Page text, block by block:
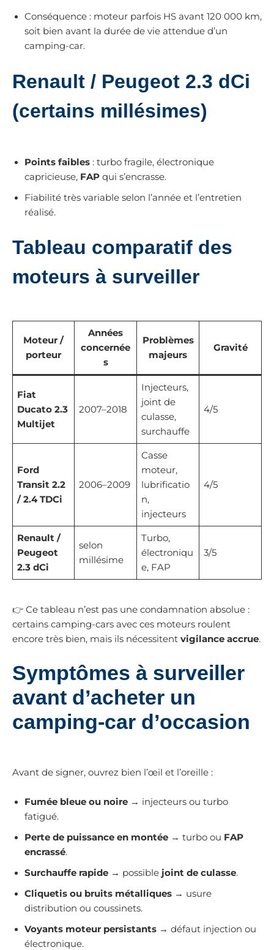
Conséquence : moteur parfois HS avant 120 000 km,
soit bien avant la durée de vie attendue d’un
camping-car.
Renault / Peugeot 2.3 dCi
(certains millésimes)
Points faibles : turbo fragile, électronique
capricieuse, FAP qui s’encrasse.
Fiabilité très variable selon l’année et l’entretien
réalisé.
Tableau comparatif des
moteurs à surveiller
Moteur /
porteur
Années
concernée
s
Problèmes
majeurs
Gravité
Fiat
Ducato 2.3
Multijet
2007–2018
Injecteurs,
joint de
culasse,
surchauffe
4/5
Ford
Transit 2.2
/ 2.4 TDCi
2006–2009
Casse
moteur,
lubrificatio
n,
injecteurs
4/5
Renault /
Peugeot
2.3 dCi
selon
millésime
Turbo,
électroniqu
e, FAP
3/5
👉 Ce tableau n’est pas une condamnation absolue :
certains camping-cars avec ces moteurs roulent
encore très bien, mais ils nécessitent vigilance accrue.
Symptômes à surveiller
avant d’acheter un
camping-car d’occasion
Avant de signer, ouvrez bien l’œil et l’oreille :
Fumée bleue ou noire → injecteurs ou turbo
fatigué.
Perte de puissance en montée → turbo ou FAP
encrassé.
Surchauffe rapide → possible joint de culasse.
Cliquetis ou bruits métalliques → usure
distribution ou coussinets.
Voyants moteur persistants → défaut injection ou
électronique.